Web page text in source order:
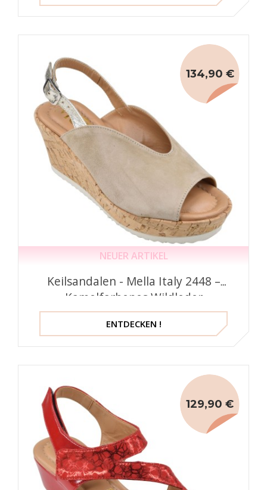
NEUER ARTIKEL
Keilsandalen - Mella Italy 2448 –
Kamelfarbenes Wildleder
134,90 €
ENTDECKEN !
129,90 €